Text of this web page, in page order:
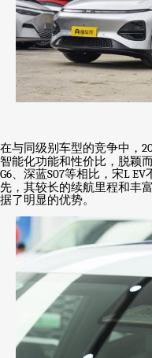
在与同级别车型的竞争中，
智能化功能和性价比，脱颖
G6 、深蓝S07等相比，宋L EV
先，其较长的续航里程和丰
据了明显的优势。